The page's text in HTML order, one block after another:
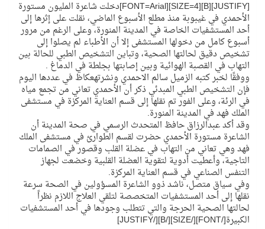
المنتخب السعودي ينافس (64) دولة في أولمبياد الفلك والفيزياء الفلكية الدولي بالهند
[JUSTIFY][B][SIZE=4][FONT=Arial]دخلت شاعرة المليون مستورة
الأحمدي في غيبوبة منذ مطلع الأسبوع الماضي، نقلت على إثرها إلى
أحد المستشفيات الخاصة في المدينة المنورة، وعلى الرغم من مرور
أسبوع كامل من دخولها المستشفى إلا أن الأطباء لم يصلوا إلى
تشخيص دقيق لحالتها الصحية، وتباين التشخيص الطبي للحالة بين
التهاب في القصبة الهوائية وبين إصابتها بجلطة في الدماغ .
ووفقًا لخبر كتبه الزميل سالم الاحمدي ونشرتهعكاظ في عددها اليوم
فإن التشخيص الطبي المبدئي ذكر أن الأحمدي تعاني من تجمع مياه
في الرئة، وعلى الفور تم نقلها إلى قسم العناية المركزة في مستشفى
الملك فهد في المدينة المنورة.
وقد أكد عبدالرزاق حافظ المتحدث الرسمي في صحة المدينة أن
الشاعرة مستورة الأحمدي حضرت لقسم الطوارئ في مستشفى الملك
فهد وهي تعاني من التهاب في عضلة القلب وقصور في الصمامات
التاجية، وأعطيت أدوية لتقوية العضلة القلبية وخضعت لجهاز
التنفس الصناعي في قسم العناية المركزة.
وفي سياق متصل، ناشد ذوو الشاعرة المسؤولين في الصحة سرعة
نقلها إلى أحد المستشفيات المتخصصة لتلقي العلاج اللازم نظراً
لحالتها الصحية الحرجة والتي تتطلب وجودها في أحد المستشفيات
الكبيرة[/FONT][/SIZE][/B][/JUSTIFY]